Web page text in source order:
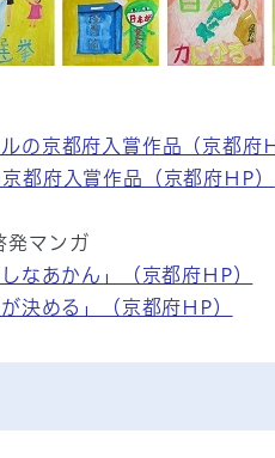
の京都府入賞作品（京都府
都府入賞作品（京都府HP）
マンガ
なあかん」（京都府HP）
決める」（京都府HP）